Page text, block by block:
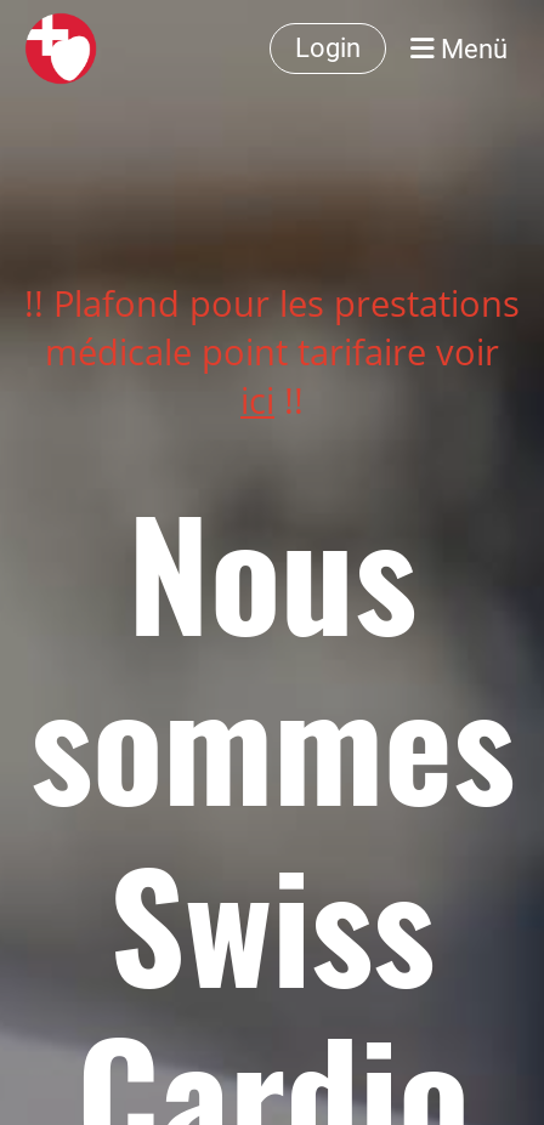
Login Menü
!! Plafond pour les prestations
médicale point tarifaire voir
ici !!
Nous
sommes
Swiss